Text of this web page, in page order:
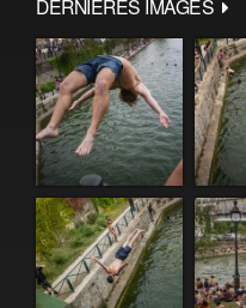
DERNIÈRES IMAGES